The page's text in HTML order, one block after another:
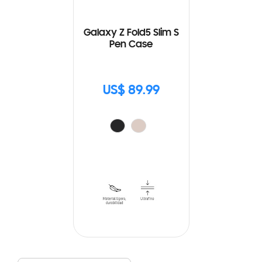
Galaxy Z Fold5 Slim S
Pen Case
US$ 89.99